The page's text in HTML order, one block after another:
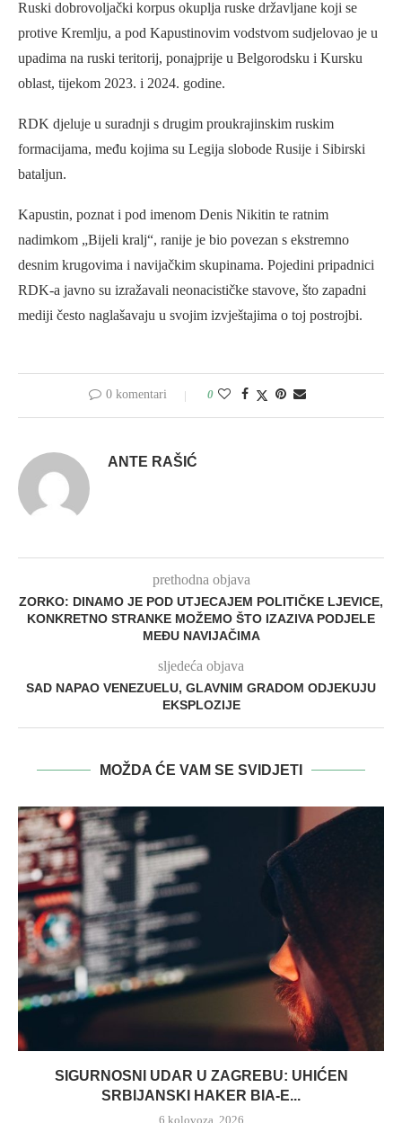
Ruski dobrovoljački korpus okuplja ruske državljane koji se
protive Kremlju, a pod Kapustinovim vodstvom sudjelovao je u
upadima na ruski teritorij, ponajprije u Belgorodsku i Kursku
oblast, tijekom 2023. i 2024. godine.
RDK djeluje u suradnji s drugim proukrajinskim ruskim
formacijama, među kojima su Legija slobode Rusije i Sibirski
bataljun.
Kapustin, poznat i pod imenom Denis Nikitin te ratnim
nadimkom „Bijeli kralj“, ranije je bio povezan s ekstremno
desnim krugovima i navijačkim skupinama. Pojedini pripadnici
RDK-a javno su izražavali neonacističke stavove, što zapadni
mediji često naglašavaju u svojim izvještajima o toj postrojbi.
0 komentari 0
ANTE RAŠIĆ
prethodna objava
ZORKO: DINAMO JE POD UTJECAJEM POLITIČKE LJEVICE,
KONKRETNO STRANKE MOŽEMO ŠTO IZAZIVA PODJELE
MEĐU NAVIJAČIMA
sljedeća objava
SAD NAPAO VENEZUELU, GLAVNIM GRADOM ODJEKUJU
EKSPLOZIJE
MOŽDA ĆE VAM SE SVIDJETI
SIGURNOSNI UDAR U ZAGREBU: UHIĆEN
SRBIJANSKI HAKER BIA-E...
6 kolovoza, 2026